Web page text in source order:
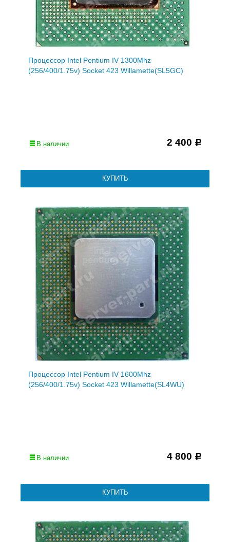
Процессор Intel Pentium IV 1300Mhz
(256/400/1.75v) Socket 423 Willamette(SL5GC)
В наличии 2 400 Р
Процессор Intel Pentium IV 1600Mhz
(256/400/1.75v) Socket 423 Willamette(SL4WU)
В наличии 4 800 Р